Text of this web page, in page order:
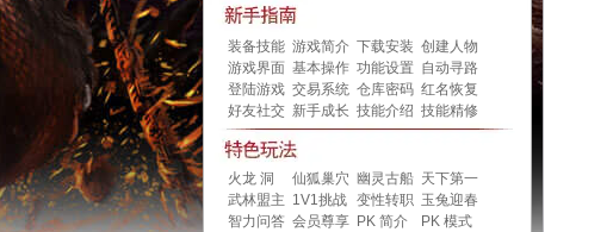
装备技能 游戏简介 下载安装 创建人物
游戏界面 基本操作 功能设置 自动寻路
登陆游戏 交易系统 仓库密码 红名恢复
好友社交 新手成长 技能介绍 技能精修
火龙 洞 仙狐巢穴 幽灵古船 天下第一
武林盟主 1V1挑战 变性转职 玉兔迎春
智力问答 会员尊享 PK 简介
PK 模式